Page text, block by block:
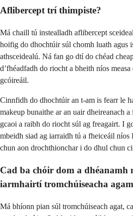
Aflibercept trí thimpiste?
Má chaill tú instealladh aflibercept
hoifig do dhochtúir súl chomh luath agus
athsceidealú. Ná fan go dtí do chéad
d’fhéadfadh do riocht a bheith níos
gcóireáil.
Cinnfidh do dhochtúir an t-am is fearr le
makeup bunaithe ar an uair dheireanach
gcaoi a raibh do riocht súl ag freagairt. I
mbeidh siad ag iarraidh tú a fheiceáil níos
chun aon drochthionchar i do dhul chun
Cad ba chóir dom a dhéanamh
iarmhairtí tromchúiseacha
Má bhíonn pian súl tromchúiseach agat,